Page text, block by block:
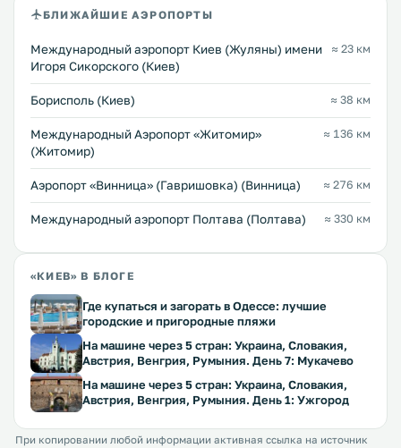
БЛИЖАЙШИЕ АЭРОПОРТЫ
Международный аэропорт Киев (Жуляны) имени
Игоря Сикорского (Киев)
≈ 23 км
Борисполь (Киев) ≈ 38 км
Международный Аэропорт «Житомир»
(Житомир)
≈ 136 км
Аэропорт «Винница» (Гавришовка) (Винница) ≈ 276 км
Международный аэропорт Полтава (Полтава) ≈ 330 км
«КИЕВ» В БЛОГЕ
Где купаться и загорать в Одессе: лучшие
городские и пригородные пляжи
На машине через 5 стран: Украина, Словакия,
Австрия, Венгрия, Румыния. День 7: Мукачево
На машине через 5 стран: Украина, Словакия,
Австрия, Венгрия, Румыния. День 1: Ужгород
При копировании любой информации активная ссылка на источник